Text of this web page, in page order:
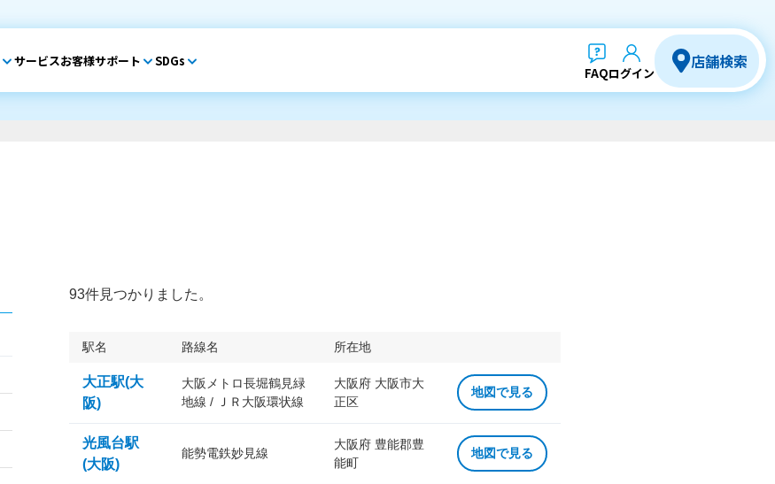
サービスお客様サポート SDGs
FAQログイン
店舗検索
93件見つかりました。
駅名 路線名 所在地
大正駅(大
阪)
大阪メトロ長堀鶴見緑
地線 / ＪＲ大阪環状線
大阪府 大阪市大
正区
地図で見る
光風台駅
(大阪)
能勢電鉄妙見線
大阪府 豊能郡豊
能町
地図で見る